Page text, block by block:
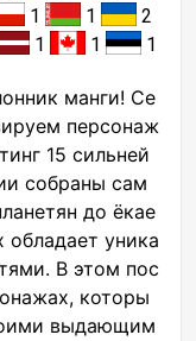
1 1
2
1 1 1
манги! Се
персонаж
15 сильней
собраны сам
до ёкае
уника
В этом пос
которы
выдающим